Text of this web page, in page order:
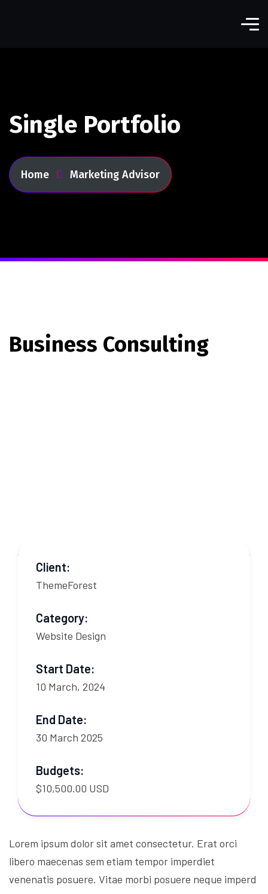
Single Portfolio
Home Marketing Advisor
Business Consulting
Client:
ThemeForest
Category:
Website Design
Start Date:
10 March, 2024
End Date:
30 March 2025
Budgets:
$10,500.00 USD
Lorem ipsum dolor sit amet consectetur. Erat orci
libero maecenas sem etiam tempor imperdiet
venenatis posuere. Vitae morbi posuere neque imperd